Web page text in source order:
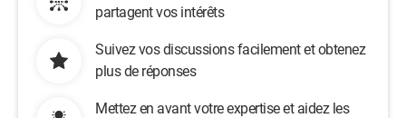
partagent vos intérêts
Suivez vos discussions facilement et obtenez
plus de réponses
Mettez en avant votre expertise et aidez les